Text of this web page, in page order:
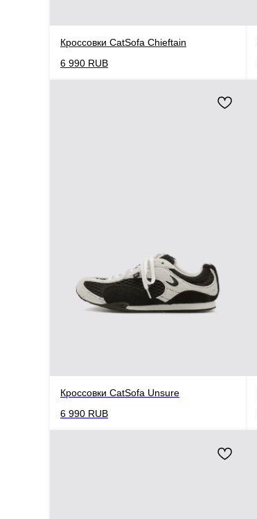
Кроссовки CatSofa Chieftain
6 990 RUB
Кроссовки CatSofa Unsure
6 990 RUB